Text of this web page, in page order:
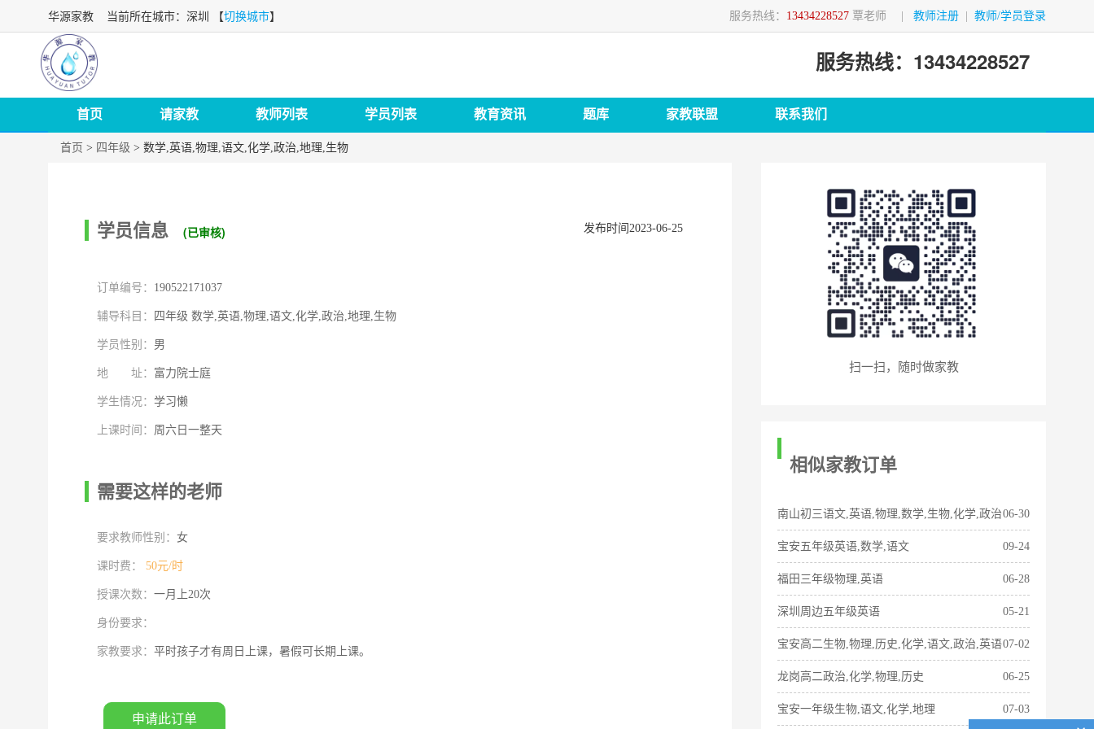
服务热线： 13434228527 覃老师 教师注册 教师/学员登录
华源家教 当前所在城市：深圳 【切换城市】
服务热线：13434228527
首页 请家教 教师列表 学员列表 教育资讯 题库 家教联盟 联系我们
首页 > 四年级 > 数学,英语,物理,语文,化学,政治,地理,生物
学员信息 (已审核) 发布时间2023-06-25
订单编号： 190522171037
辅导科目： 四年级 数学,英语,物理,语文,化学,政治,地理,生物
学员性别： 男
地 址： 富力院士庭
学生情况： 学习懒
上课时间： 周六日一整天
需要这样的老师
要求教师性别： 女
课时费： 50元/时
授课次数： 一月上20次
身份要求：
家教要求： 平时孩子才有周日上课，暑假可长期上课。
申请此订单
扫一扫，随时做家教
相似家教订单
南山初三语文,英语,物理,数学,生物,化学,政治06-30
宝安五年级英语,数学,语文 09-24
福田三年级物理,英语 06-28
深圳周边五年级英语 05-21
宝安高二生物,物理,历史,化学,语文,政治,英语07-02
龙岗高二政治,化学,物理,历史 06-25
宝安一年级生物,语文,化学,地理 07-03